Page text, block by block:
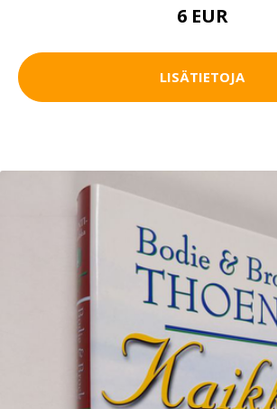
6 EUR
LISÄTIETOJA